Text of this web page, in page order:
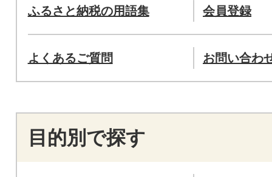
ふるさと納税の用語集 会員登録
よくあるご質問 お問い合わ
目的別で探す